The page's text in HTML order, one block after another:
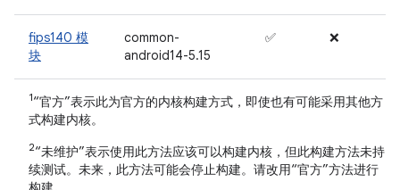
fips140 模
块
common-
android14-5.15
✅ ❌
1“官方”表示此为官方的内核构建方式，即使也有可能采用其他方
式构建内核。
2“未维护”表示使用此方法应该可以构建内核，但此构建方法未持
续测试。未来，此方法可能会停止构建。请改用“官方”方法进行